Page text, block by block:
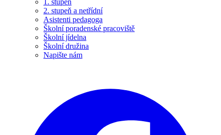
1. stupeň
2. stupeň a netřídní
Asistenti pedagoga
Školní poradenské pracoviště
Školní jídelna
Školní družina
Napište nám